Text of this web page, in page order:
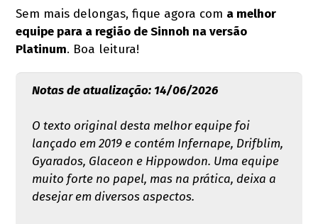
Sem mais delongas, fique agora com a melhor
equipe para a região de Sinnoh na versão
Platinum. Boa leitura!
Notas de atualização: 14/06/2026
O texto original desta melhor equipe foi
lançado em 2019 e contém Infernape, Drifblim,
Gyarados, Glaceon e Hippowdon. Uma equipe
muito forte no papel, mas na prática, deixa a
desejar em diversos aspectos.